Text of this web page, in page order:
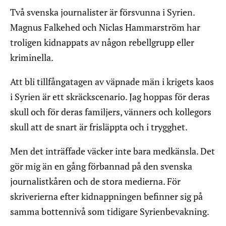
Två svenska journalister är försvunna i Syrien.
Magnus Falkehed och Niclas Hammarström har
troligen kidnappats av någon rebellgrupp eller
kriminella.
Att bli tillfångatagen av väpnade män i krigets kaos
i Syrien är ett skräckscenario. Jag hoppas för deras
skull och för deras familjers, vänners och kollegors
skull att de snart är frisläppta och i trygghet.
Men det inträffade väcker inte bara medkänsla. Det
gör mig än en gång förbannad på den svenska
journalistkåren och de stora medierna. För
skriverierna efter kidnappningen befinner sig på
samma bottennivå som tidigare Syrienbevakning.